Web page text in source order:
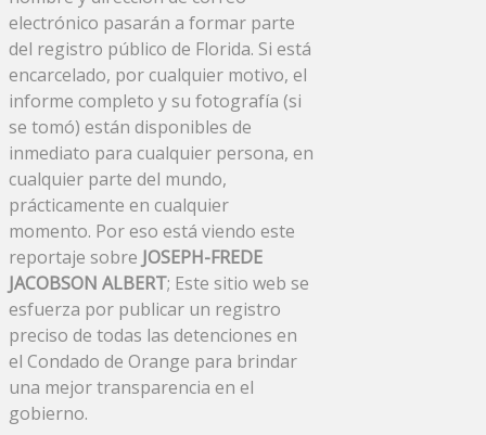
electrónico pasarán a formar parte
del registro público de Florida. Si está
encarcelado, por cualquier motivo, el
informe completo y su fotografía (si
se tomó) están disponibles de
inmediato para cualquier persona, en
cualquier parte del mundo,
prácticamente en cualquier
momento. Por eso está viendo este
reportaje sobre JOSEPH-FREDE
JACOBSON ALBERT; Este sitio web se
esfuerza por publicar un registro
preciso de todas las detenciones en
el Condado de Orange para brindar
una mejor transparencia en el
gobierno.